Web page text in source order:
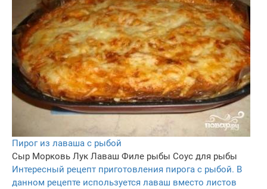
Пирог из лаваша с рыбой
Сыр Морковь Лук Лаваш Филе рыбы Соус для рыбы
Интересный рецепт приготовления пирога с рыбой. В
данном рецепте используется лаваш вместо листов